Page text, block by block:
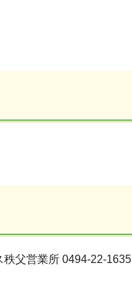
父営業所 0494-22-1635